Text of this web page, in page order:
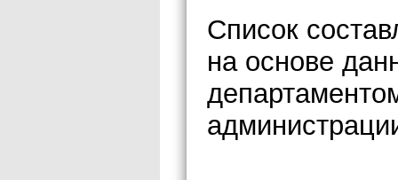
Список
на основе